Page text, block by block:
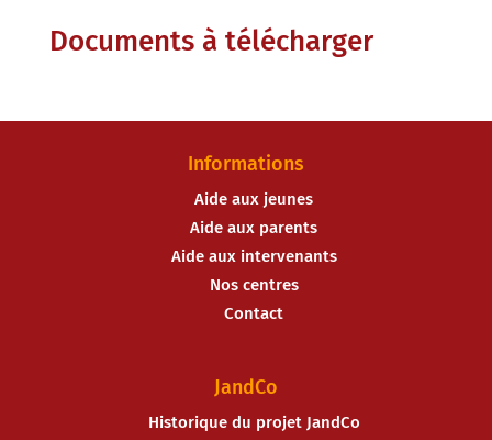
Documents à télécharger
Informations
Aide aux jeunes
Aide aux parents
Aide aux intervenants
Nos centres
Contact
JandCo
Historique du projet JandCo